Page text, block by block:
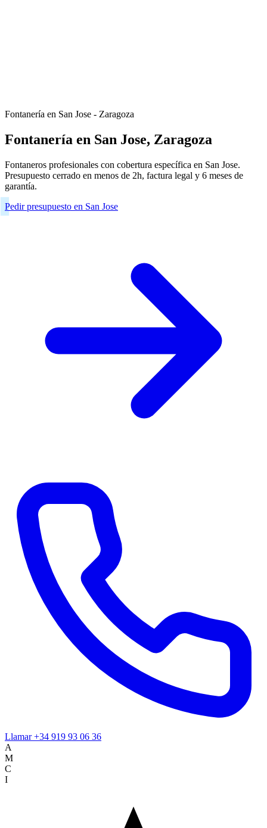
Fontanería en San Jose - Zaragoza
Fontanería en San Jose, Zaragoza
Fontaneros profesionales con cobertura específica en San Jose.
Presupuesto cerrado en menos de 2h, factura legal y 6 meses de
garantía.
Pedir presupuesto en San Jose
Llamar+34 919 93 06 36
A
M
C
I